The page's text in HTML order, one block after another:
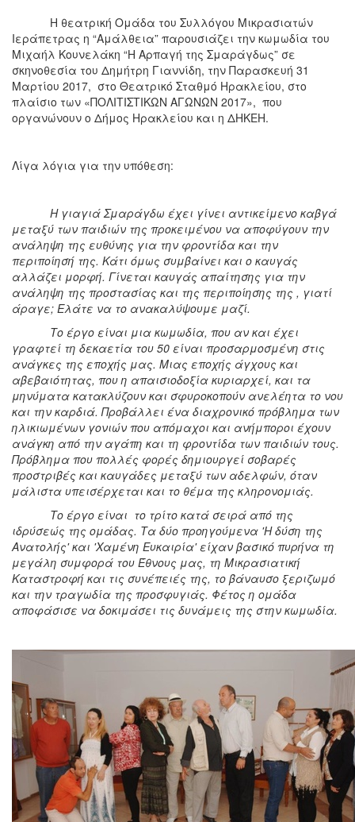
Η θεατρική Ομάδα του Συλλόγου Μικρασιατών
Ιεράπετρας η “Αμάλθεια” παρουσιάζει την κωμωδία του
Μιχαήλ Κουνελάκη “Η Αρπαγή της Σμαράγδως” σε
σκηνοθεσία του Δημήτρη Γιαννίδη, την Παρασκευή 31
Μαρτίου 2017, στο Θεατρικό Σταθμό Ηρακλείου, στο
πλαίσιο των «ΠΟΛΙΤΙΣΤΙΚΩΝ ΑΓΩΝΩΝ 2017», που
οργανώνουν ο Δήμος Ηρακλείου και η ΔΗΚΕΗ.
Λίγα λόγια για την υπόθεση:
Η γιαγιά Σμαράγδω έχει γίνει αντικείμενο καβγά
μεταξύ των παιδιών της προκειμένου να αποφύγουν την
ανάληψη της ευθύνης για την φροντίδα και την
περιποίησή της. Κάτι όμως συμβαίνει και ο καυγάς
αλλάζει μορφή. Γίνεται καυγάς απαίτησης για την
ανάληψη της προστασίας και της περιποίησης της , γιατί
άραγε; Ελάτε να το ανακαλύψουμε μαζί.
Το έργο είναι μια κωμωδία, που αν και έχει
γραφτεί τη δεκαετία του 50 είναι προσαρμοσμένη στις
ανάγκες της εποχής μας. Μιας εποχής άγχους και
αβεβαιότητας, που η απαισιοδοξία κυριαρχεί, και τα
μηνύματα κατακλύζουν και σφυροκοπούν ανελέητα το νου
και την καρδιά. Προβάλλει ένα διαχρονικό πρόβλημα των
ηλικιωμένων γονιών που απόμαχοι και ανήμποροι έχουν
ανάγκη από την αγάπη και τη φροντίδα των παιδιών τους.
Πρόβλημα που πολλές φορές δημιουργεί σοβαρές
προστριβές και καυγάδες μεταξύ των αδελφών, όταν
μάλιστα υπεισέρχεται και το θέμα της κληρονομιάς.
Το έργο είναι το τρίτο κατά σειρά από της
ιδρύσεώς της ομάδας. Τα δύο προηγούμενα 'Η δύση της
Ανατολής' και 'Χαμένη Ευκαιρία' είχαν βασικό πυρήνα τη
μεγάλη συμφορά του Έθνους μας, τη Μικρασιατική
Καταστροφή και τις συνέπειές της, το βάναυσο ξεριζωμό
και την τραγωδία της προσφυγιάς. Φέτος η ομάδα
αποφάσισε να δοκιμάσει τις δυνάμεις της στην κωμωδία.